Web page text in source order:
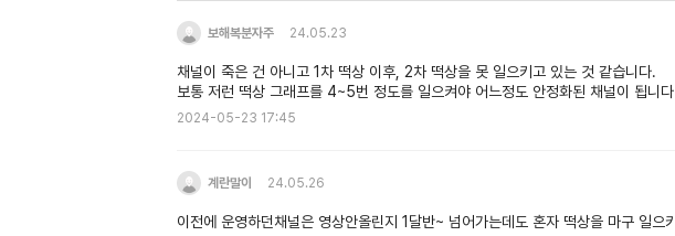
보해복분자주 24.05.23
채널이 죽은 건 아니고 1차 떡상 이후, 2차 떡상을 못 일으키고 있는 것 같습니다.
보통 저런 떡상 그래프를 4~5번 정도를 일으켜야 어느정도 안정화된 채널이 됩니다
2024-05-23 17:45
계란말이 24.05.26
이전에 운영하던채널은 영상안올린지 1달반~ 넘어가는데도 혼자 떡상을 마구 일으